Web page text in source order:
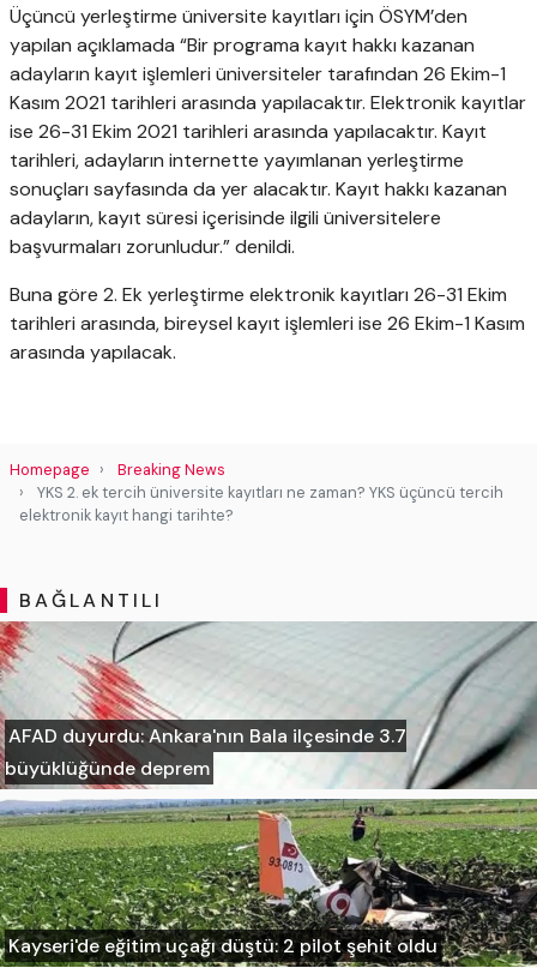
Üçüncü yerleştirme üniversite kayıtları için ÖSYM’den
yapılan açıklamada “Bir programa kayıt hakkı kazanan
adayların kayıt işlemleri üniversiteler tarafından 26 Ekim-1
Kasım 2021 tarihleri arasında yapılacaktır. Elektronik kayıtlar
ise 26-31 Ekim 2021 tarihleri arasında yapılacaktır. Kayıt
tarihleri, adayların internette yayımlanan yerleştirme
sonuçları sayfasında da yer alacaktır. Kayıt hakkı kazanan
adayların, kayıt süresi içerisinde ilgili üniversitelere
başvurmaları zorunludur.” denildi.
Buna göre 2. Ek yerleştirme elektronik kayıtları 26-31 Ekim
tarihleri arasında, bireysel kayıt işlemleri ise 26 Ekim-1 Kasım
arasında yapılacak.
Homepage
Breaking News
YKS 2. ek tercih üniversite kayıtları ne zaman? YKS üçüncü tercih
elektronik kayıt hangi tarihte?
BAĞLANTILI
AFAD duyurdu: Ankara'nın Bala ilçesinde 3.7
büyüklüğünde deprem
Kayseri'de eğitim uçağı düştü: 2 pilot şehit oldu